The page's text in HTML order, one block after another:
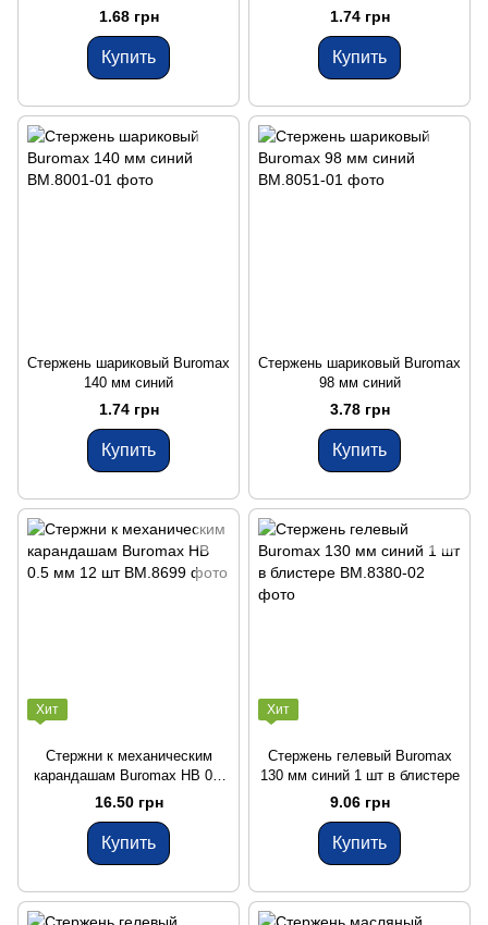
1.68 грн
Купить
1.74 грн
Купить
Стержень шариковый Buromax
140 мм синий
1.74 грн
Купить
Стержень шариковый Buromax
98 мм синий
3.78 грн
Купить
Хит
Стержни к механическим
карандашам Buromax HB 0.5
мм 12 шт
16.50 грн
Купить
Хит
Стержень гелевый Buromax
130 мм синий 1 шт в блистере
9.06 грн
Купить